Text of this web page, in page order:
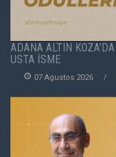
ADANA ALTIN
USTA İSME
07 Agustos 2026